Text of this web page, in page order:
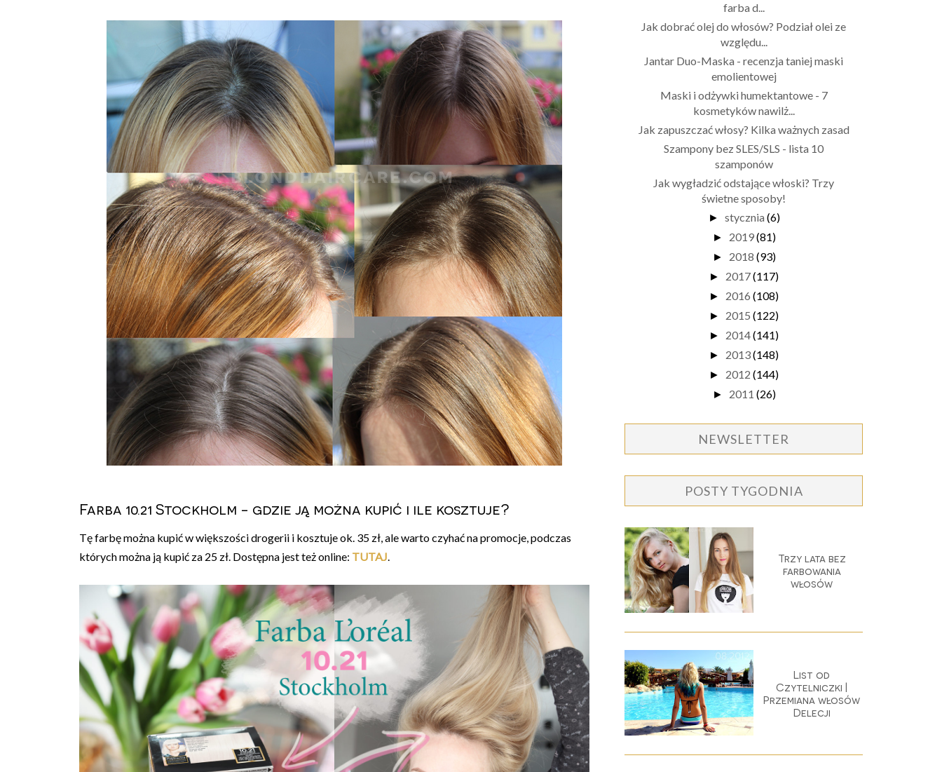
Farba 10.21 Stockholm - gdzie ją można kupić i ile kosztuje?
Tę farbę można kupić w większości drogerii i kosztuje ok. 35 zł, ale warto czyhać na promocje, podczas
których można ją kupić za 25 zł. Dostępna jest też online: TUTAJ.
farba d...
Jak dobrać olej do włosów? Podział olei ze
względu...
Jantar Duo-Maska - recenzja taniej maski
emolientowej
Maski i odżywki humektantowe - 7
kosmetyków nawilż...
Jak zapuszczać włosy? Kilka ważnych zasad
Szampony bez SLES/SLS - lista 10
szamponów
Jak wygładzić odstające włoski? Trzy
świetne sposoby!
► stycznia (6)
► 2019(81)
► 2018 (93)
► 2017(117)
► 2016 (108)
► 2015 (122)
► 2014(141)
► 2013(148)
► 2012 (144)
► 2011 (26)
NEWSLETTER
POSTY TYGODNIA
Trzy lata bez
farbowania
włosów
List od
Czytelniczki |
Przemiana włosów
Delecji